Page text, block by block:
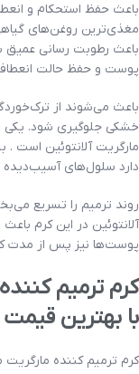
باعث حفظ استحکام و
باعث رطوبت رسانی
پوست و حفظ حالت
باعث می‌شوند از
خشکی جلوگیری شود. یکی
مارگریت آلانتوئین است
دارد سلول‌های آسیب‌دیده
روند ترمیم را تسریع
آلانتوئین در این کرم
پوست‌ها نیز پس از مدت
کرم ترمیم
با بهترین قیمت
کرم ترمیم کننده